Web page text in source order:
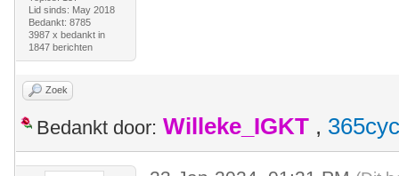
Lid sinds: May 2018
Bedankt: 8785
3987 x bedankt in
1847 berichten
Zoek
Bedankt door: Willeke_IGKT ,